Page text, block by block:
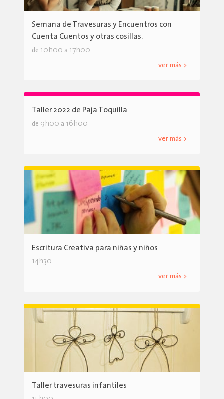
Semana de Travesuras y Encuentros con
Cuenta Cuentos y otras cosillas.
de 10h00 a 17h00
ver más >
Taller 2022 de Paja Toquilla
de 9h00 a 16h00
ver más >
Escritura Creativa para niñas y niños
14h30
ver más >
Taller travesuras infantiles